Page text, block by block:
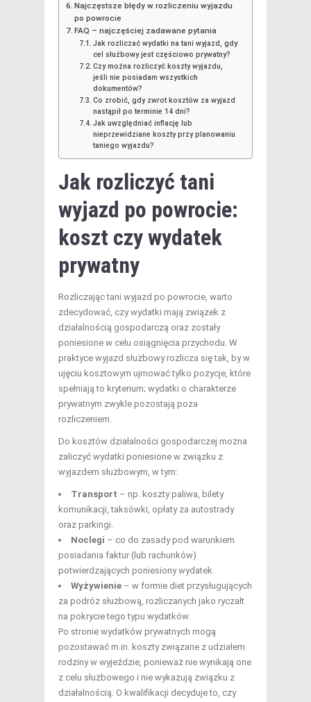
Najczęstsze błędy w rozliczeniu wyjazdu
po powrocie
FAQ – najczęściej zadawane pytania
Jak rozliczać wydatki na tani wyjazd, gdy
cel służbowy jest częściowo prywatny?
Czy można rozliczyć koszty wyjazdu,
jeśli nie posiadam wszystkich
dokumentów?
Co zrobić, gdy zwrot kosztów za wyjazd
nastąpił po terminie 14 dni?
Jak uwzględniać inflację lub
nieprzewidziane koszty przy planowaniu
taniego wyjazdu?
Jak rozliczyć tani
wyjazd po powrocie:
koszt czy wydatek
prywatny
Rozliczając tani wyjazd po powrocie, warto
zdecydować, czy wydatki mają związek z
działalnością gospodarczą oraz zostały
poniesione w celu osiągnięcia przychodu. W
praktyce wyjazd służbowy rozlicza się tak, by w
ujęciu kosztowym ujmować tylko pozycje, które
spełniają to kryterium; wydatki o charakterze
prywatnym zwykle pozostają poza
rozliczeniem.
Do kosztów działalności gospodarczej można
zaliczyć wydatki poniesione w związku z
wyjazdem służbowym, w tym:
Transport – np. koszty paliwa, bilety
komunikacji, taksówki, opłaty za autostrady
oraz parkingi.
Noclegi – co do zasady pod warunkiem
posiadania faktur (lub rachunków)
potwierdzających poniesiony wydatek.
Wyżywienie – w formie diet przysługujących
za podróż służbową, rozliczanych jako ryczałt
na pokrycie tego typu wydatków.
Po stronie wydatków prywatnych mogą
pozostawać m.in. koszty związane z udziałem
rodziny w wyjeździe, ponieważ nie wynikają one
z celu służbowego i nie wykazują związku z
działalnością. O kwalifikacji decyduje to, czy